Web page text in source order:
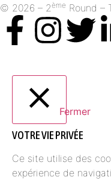
© 2026 – 2ème Round –
Fermer
VOTRE VIE PRIVÉE
Ce site utilise des
expérience de